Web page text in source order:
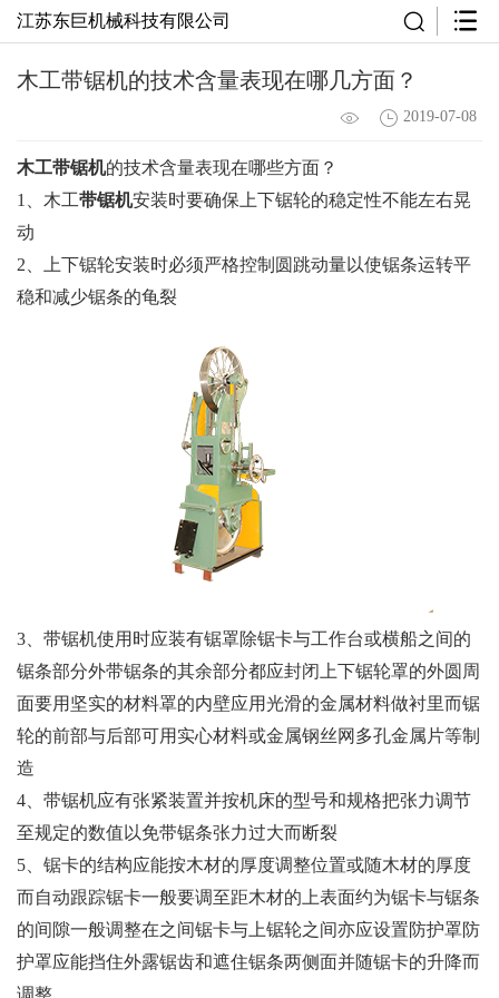
江苏东巨机械科技有限公司
木工带锯机的技术含量表现在哪几方面？
2019-07-08
木工带锯机的技术含量表现在哪些方面？
1、木工带锯机安装时要确保上下锯轮的稳定性不能左右晃
动
2、上下锯轮安装时必须严格控制圆跳动量以使锯条运转平
稳和减少锯条的龟裂
3、带锯机使用时应装有锯罩除锯卡与工作台或横船之间的
锯条部分外带锯条的其余部分都应封闭上下锯轮罩的外圆周
面要用坚实的材料罩的内壁应用光滑的金属材料做衬里而锯
轮的前部与后部可用实心材料或金属钢丝网多孔金属片等制
造
4、带锯机应有张紧装置并按机床的型号和规格把张力调节
至规定的数值以免带锯条张力过大而断裂
5、锯卡的结构应能按木材的厚度调整位置或随木材的厚度
而自动跟踪锯卡一般要调至距木材的上表面约为锯卡与锯条
的间隙一般调整在之间锯卡与上锯轮之间亦应设置防护罩防
护罩应能挡住外露锯齿和遮住锯条两侧面并随锯卡的升降而
调整。